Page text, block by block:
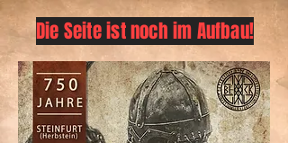
Die Seite ist noch im Aufbau!